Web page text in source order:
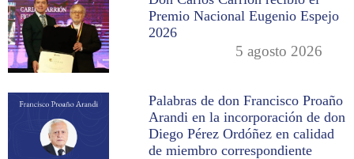
Premio Nacional Eugenio Espejo
2026
5 agosto 2026
Palabras de don Francisco Proaño
Arandi en la incorporación de don
Diego Pérez Ordóñez en calidad
de miembro correspondiente